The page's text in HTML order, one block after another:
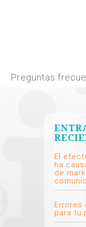
Preguntas
El
ha
de
Errores
para tu